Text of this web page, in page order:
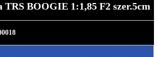
TRS BOOGIE 1:1,85 F2 szer.5cm